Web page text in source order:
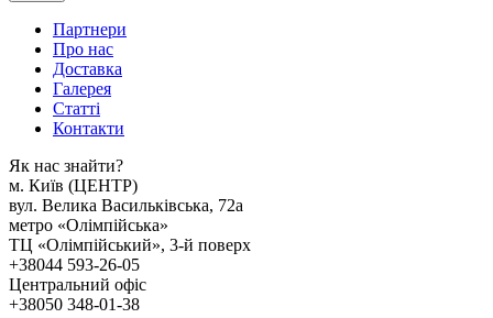
Партнери
Про нас
Доставка
Галерея
Статтi
Контакти
Як наc знайти?
м. Киïв (ЦЕНТР)
вул. Велика Васильківська, 72а
метро «Олімпійська»
ТЦ «Олімпійський», 3-й поверх
+38044 593-26-05
Центральний офіс
+38050 348-01-38